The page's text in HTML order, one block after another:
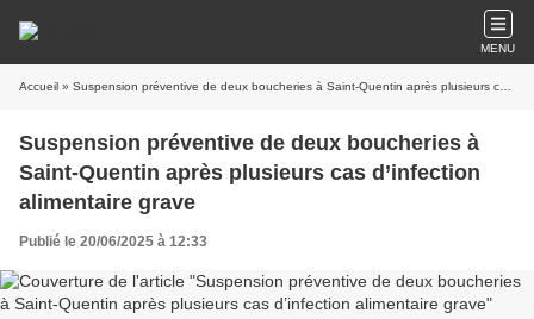
MENU
Accueil » Suspension préventive de deux boucheries à Saint-Quentin après plusieurs cas d’infection alimentaire grave
Suspension préventive de deux boucheries à
Saint-Quentin après plusieurs cas d’infection
alimentaire grave
Publié le 20/06/2025 à 12:33